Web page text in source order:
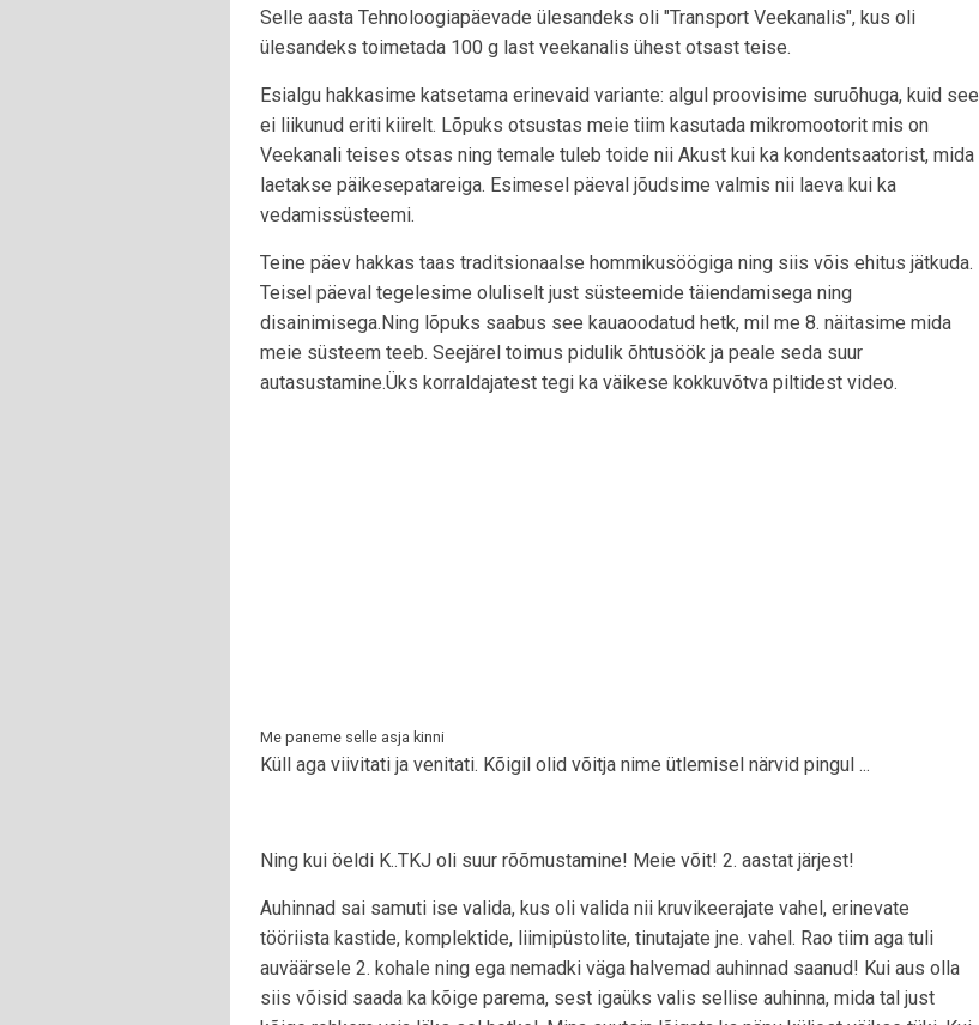
Selle aasta Tehnoloogiapäevade ülesandeks oli "Transport Veekanalis", kus oli
ülesandeks toimetada 100 g last veekanalis ühest otsast teise.
Esialgu hakkasime katsetama erinevaid variante: algul proovisime suruõhuga, kuid see
ei liikunud eriti kiirelt. Lõpuks otsustas meie tiim kasutada mikromootorit mis on
Veekanali teises otsas ning temale tuleb toide nii Akust kui ka kondentsaatorist, mida
laetakse päikesepatareiga. Esimesel päeval jõudsime valmis nii laeva kui ka
vedamissüsteemi.
Teine päev hakkas taas traditsionaalse hommikusöögiga ning siis võis ehitus jätkuda.
Teisel päeval tegelesime oluliselt just süsteemide täiendamisega ning
disainimisega.Ning lõpuks saabus see kauaoodatud hetk, mil me 8. näitasime mida
meie süsteem teeb. Seejärel toimus pidulik õhtusöök ja peale seda suur
autasustamine.Üks korraldajatest tegi ka väikese kokkuvõtva piltidest video.
Me paneme selle asja kinni
Küll aga viivitati ja venitati. Kõigil olid võitja nime ütlemisel närvid pingul ...
Ning kui öeldi K..TKJ oli suur rõõmustamine! Meie võit! 2. aastat järjest!
Auhinnad sai samuti ise valida, kus oli valida nii kruvikeerajate vahel, erinevate
tööriista kastide, komplektide, liimipüstolite, tinutajate jne. vahel. Rao tiim aga tuli
auväärsele 2. kohale ning ega nemadki väga halvemad auhinnad saanud! Kui aus olla
siis võisid saada ka kõige parema, sest igaüks valis sellise auhinna, mida tal just